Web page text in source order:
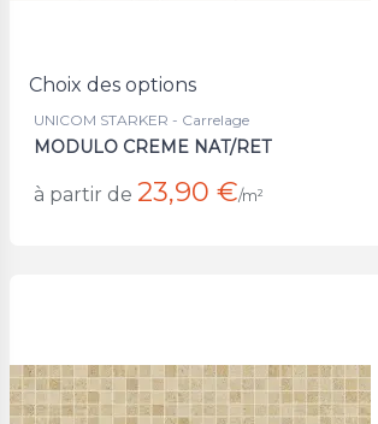
Choix des options
UNICOM STARKER - Carrelage
MODULO CREME NAT/RET
à partir de 23,90 €/m²